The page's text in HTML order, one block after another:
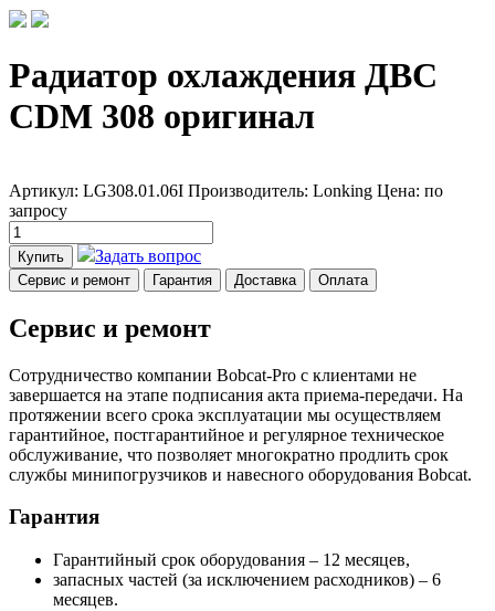
Радиатор охлаждения ДВС
CDM 308 оригинал
Артикул: LG308.01.06I Производитель: Lonking Цена: по
запросу
Купить Задать вопрос
Сервис и ремонт Гарантия Доставка Оплата
Сервис и ремонт
Сотрудничество компании Bobcat-Pro с клиентами не
завершается на этапе подписания акта приема-передачи. На
протяжении всего срока эксплуатации мы осуществляем
гарантийное, постгарантийное и регулярное техническое
обслуживание, что позволяет многократно продлить срок
службы минипогрузчиков и навесного оборудования Bobcat.
Гарантия
Гарантийный срок оборудования – 12 месяцев,
запасных частей (за исключением расходников) – 6
месяцев.